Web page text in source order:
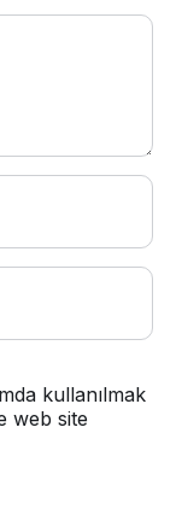
kullanılmak
web site